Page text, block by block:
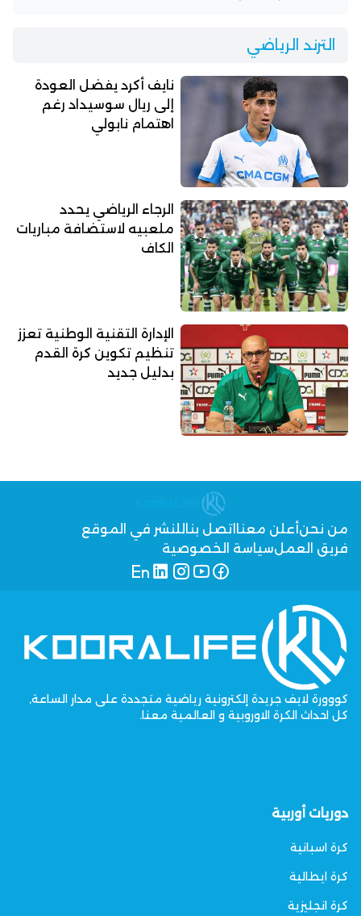
الترند الرياضي
نايف أكرد يفضل العودة
إلى ريال سوسيداد رغم
اهتمام نابولي
الرجاء الرياضي يحدد
ملعبيه لاستضافة مباريات
الكاف
الإدارة التقنية الوطنية تعزز
تنظيم تكوين كرة القدم
بدليل جديد
من نحنأعلن معنا اتصل بنا للنشر في الموقع
فريق العملسياسة الخصوصية
كووورة لايف جريدة إلكترونية رياضية متجددة على مدار الساعة,
كل احداث الكرة الاوروبية و العالمية معنا.
دوريات أوربية
كرة اسبانية
كرة ايطالية
كرة انجليزية